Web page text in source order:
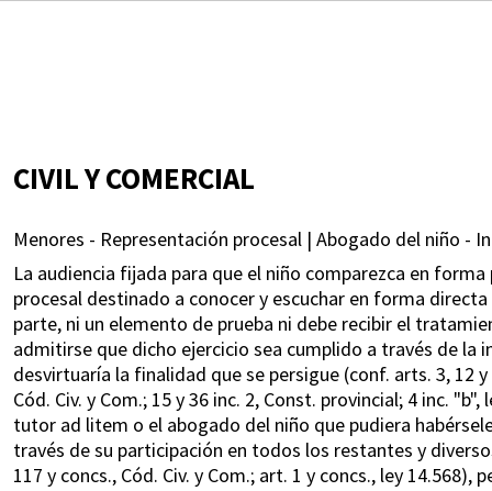
CIVIL Y COMERCIAL
Menores - Representación procesal | Abogado del niño -
La audiencia fijada para que el niño comparezca en
procesal destinado a conocer y escuchar en forma
parte, ni un elemento de prueba ni debe recibir el
admitirse que dicho ejercicio sea cumplido a través de
desvirtuaría la finalidad que se persigue (conf. arts. 3, 12
Cód. Civ. y Com.; 15 y 36 inc. 2, Const. provincial; 4 inc.
tutor ad litem o el abogado del niño que pudiera
través de su participación en todos los restantes y
117 y concs., Cód. Civ. y Com.; art. 1 y concs., ley